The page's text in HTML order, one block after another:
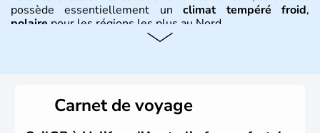
possède essentiellement unclimat tempéré froid,
polaire pour les régions les plus au Nord.
territoire de la ville de Québec, le Canada passe ensuite
sous le contrôle des Britanniques. L'indépendance du
Carnet de voyage